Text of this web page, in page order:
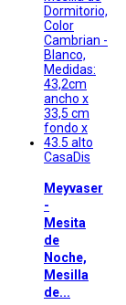
CasaDis
Meyvaser
-
Mesita
de
Noche,
Mesilla
de...